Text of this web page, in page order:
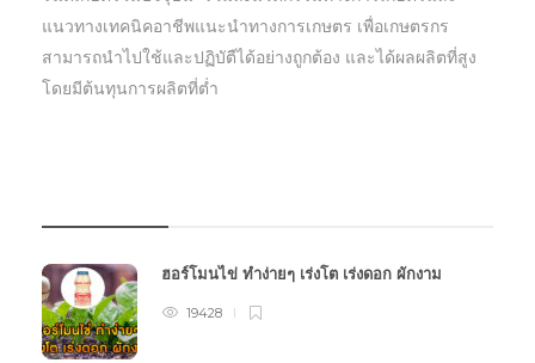
แนวทางเทคนิคอาชีพแนะนำทางการเกษตร เพื่อเกษตรกร
สามารถนำไปใช้และปฏิบัตืได้อย่างถูกต้อง และได้ผลผลิตที่สูง
โดยมีต้นทุนการผลิตที่ต่ำ
ฮอร์โมนไข่ ทำง่ายๆ เร่งโต เร่งดอก ผักงาม
19428